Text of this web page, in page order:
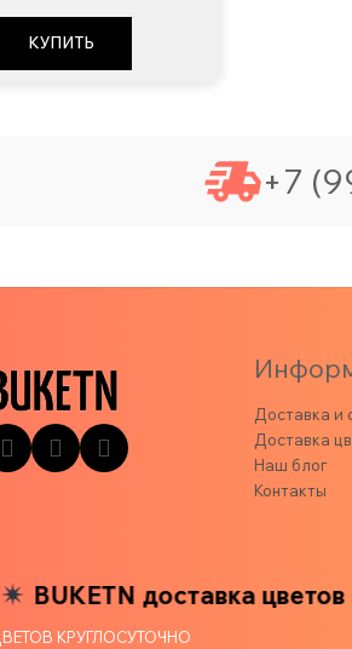
КУПИТЬ
+7
Доставка и
Доставка
Наш блог
Контакты
доставка цветов
КРУГЛОСУТОЧНО